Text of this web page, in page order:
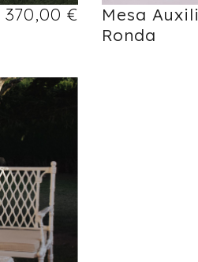
370,00€
Mesa
Ronda